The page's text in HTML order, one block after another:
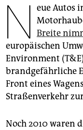
genossenschaft
epaper login
N eue Autos
Breite
europäischen
Environment
brandgefährliche
Front eines
Straßenverkehr
Noch 2010 waren